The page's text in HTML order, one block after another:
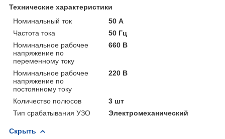
Технические характеристики
Номинальный ток
50 А
Частота тока
50 Гц
Номинальное рабочее
напряжение по
переменному току
660 В
Номинальное рабочее
напряжение по
постоянному току
220 В
Количество полюсов
3 шт
Тип срабатывания УЗО
Электромеханический
Скрыть